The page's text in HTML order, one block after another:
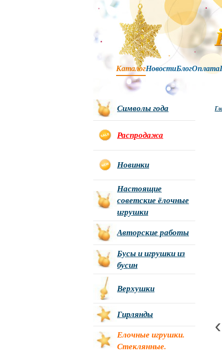
КаталогНовостиБлогОплата
‹
Символы года
Распродажа
Новинки
Настоящие
советские ёлочные
игрушки
Авторские работы
Бусы и игрушки из
бусин
Верхушки
Гирлянды
Елочные игрушки.
Стеклянные.